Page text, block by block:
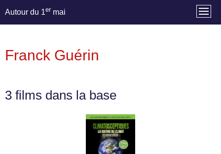
Autour du 1er mai
Franck Guérin
3 films dans la base